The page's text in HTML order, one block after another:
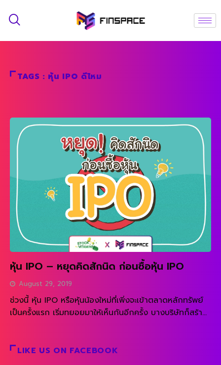
TAGS : หุ้น IPO ดีไหม
หุ้น IPO – หยุดคิดสักนิด ก่อนซื้อหุ้น IPO
August 29, 2019
ช่วงนี้ หุ้น IPO หรือหุ้นน้องใหม่ที่เพิ่งจะเข้าตลาดหลักทรัพย์
เป็นครั้งแรก เริ่มทยอยมาให้เห็นกันอีกครั้ง บางบริษัทก็สร้าง
คนที่สนใจเข้าไปลงทุนหุ้น IPO กันครับว่า ควรพิจารณาอะไร
LIKE US ON FACEBOOK